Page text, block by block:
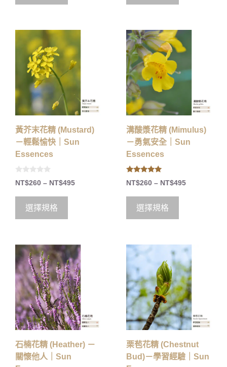
5
5
黃芥末花精 (Mustard)
－輕鬆愉快｜Sun
Essences
0
o
5
NT$260 – NT$495
選擇規格
溝酸漿花精 (Mimulus)
－勇氣安全｜Sun
Essences
5.00
out of 5
NT$260 – NT$495
選擇規格
石楠花精 (Heather) －
關懷他人｜Sun
栗苞花精 (Chestnut
Bud)－學習經驗｜Sun